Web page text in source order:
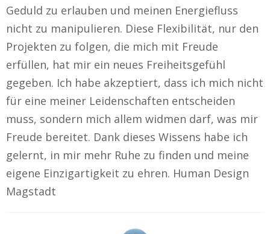
Geduld zu erlauben und meinen Energiefluss
nicht zu manipulieren. Diese Flexibilität, nur den
Projekten zu folgen, die mich mit Freude
erfüllen, hat mir ein neues Freiheitsgefühl
gegeben. Ich habe akzeptiert, dass ich mich nicht
für eine meiner Leidenschaften entscheiden
muss, sondern mich allem widmen darf, was mir
Freude bereitet. Dank dieses Wissens habe ich
gelernt, in mir mehr Ruhe zu finden und meine
eigene Einzigartigkeit zu ehren. Human Design
Magstadt